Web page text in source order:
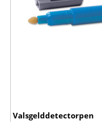
Valsgelddetectorpen